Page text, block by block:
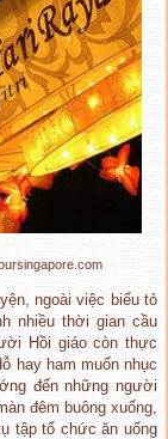
ngoài việc biểu tỏ
nhiều thời gian cầu
Hồi giáo còn thực
hay ham muốn nhục
đến những người
đêm buông xuống,
tập tổ chức ăn uống